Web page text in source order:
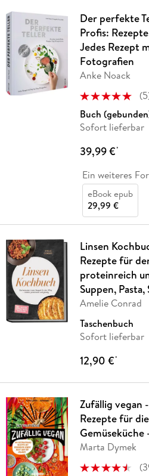
Der perfekte
Profis:
Jedes Rezept
Fotografien
Anke Noack
(5
Buch
Sofort lieferbar
39,99 €*
Ein weiteres
eBook epub
29,99 €
Linsen
Rezepte für
proteinreich
Suppen,
Amelie Conrad
Taschenbuch
Sofort lieferbar
12,90 €*
Zufällig vegan
Rezepte für
Marta Dymek
(